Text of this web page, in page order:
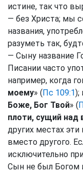
истине, так что
— без Христа; мы
названия,
разуметь так,
— Сыну название
Писании часто
например, когда
моему» (Пс 109:1);
Боже, Бог Твой» (
плоти, сущий над
других местах эти
вместо другого.
исключительно
Сын не был Богом